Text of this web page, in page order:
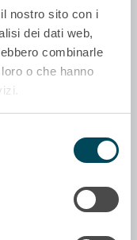
nostro sito con i
dei dati web,
combinarle
o che hanno